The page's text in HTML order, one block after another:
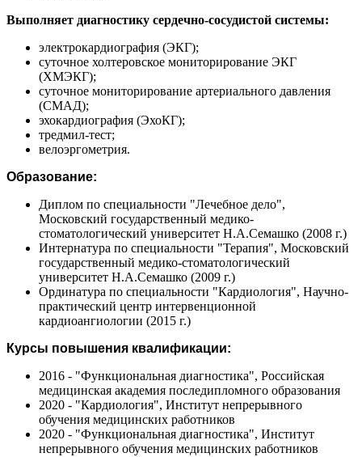
Выполняет диагностику сердечно-сосудистой системы:
электрокардиография (ЭКГ);
суточное холтеровское мониторирование ЭКГ
(ХМЭКГ);
суточное мониторирование артериального давления
(СМАД);
эхокардиография (ЭхоКГ);
тредмил-тест;
велоэргометрия.
Образование:
Диплом по специальности "Лечебное дело",
Московский государственный медико-
стоматологический университет Н.А.Семашко (2008 г.)
Интернатура по специальности "Терапия", Московский
государственный медико-стоматологический
университет Н.А.Семашко (2009 г.)
Ординатура по специальности "Кардиология", Научно-
практический центр интервенционной
кардиоангиологии (2015 г.)
Курсы повышения квалификации:
2016 - "Функциональная диагностика", Российская
медицинская академия последипломного образования
2020 - "Кардиология", Институт непрерывного
обучения медицинских работников
2020 - "Функциональная диагностика", Институт
непрерывного обучения медицинских работников